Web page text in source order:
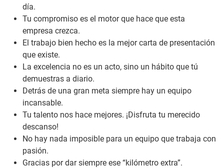
día.
Tu compromiso es el motor que hace que esta
empresa crezca.
El trabajo bien hecho es la mejor carta de presentación
que existe.
La excelencia no es un acto, sino un hábito que tú
demuestras a diario.
Detrás de una gran meta siempre hay un equipo
incansable.
Tu talento nos hace mejores. ¡Disfruta tu merecido
descanso!
No hay nada imposible para un equipo que trabaja con
pasión.
Gracias por dar siempre ese “kilómetro extra”.